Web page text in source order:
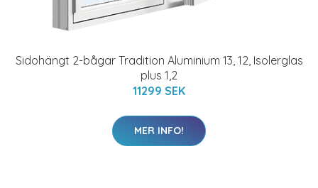
Sidohängt 2-bågar Tradition Aluminium 13, 12, Isolerglas
plus 1,2
11299 SEK
MER INFO!